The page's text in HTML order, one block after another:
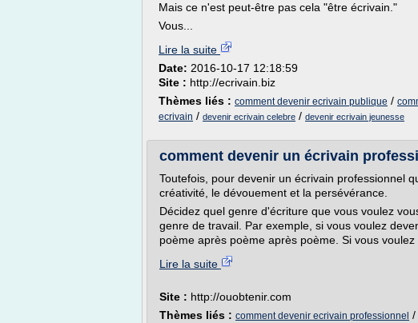
Mais ce n'est peut-être pas cela "être écrivain."
Vous...
Lire la suite
Date: 2016-10-17 12:18:59
Site : http://ecrivain.biz
Thèmes liés : comment devenir ecrivain publique /
ecrivain / devenir ecrivain celebre / devenir ecrivain jeunesse
comment devenir un écrivain
Toutefois, pour devenir un écrivain professionnel
créativité, le dévouement et la persévérance.
Décidez quel genre d'écriture que vous voulez
genre de travail. Par exemple, si vous voulez
poème après poème après poème. Si vous voulez
Lire la suite
Site : http://ouobtenir.com
Thèmes liés : comment devenir ecrivain professionnel /